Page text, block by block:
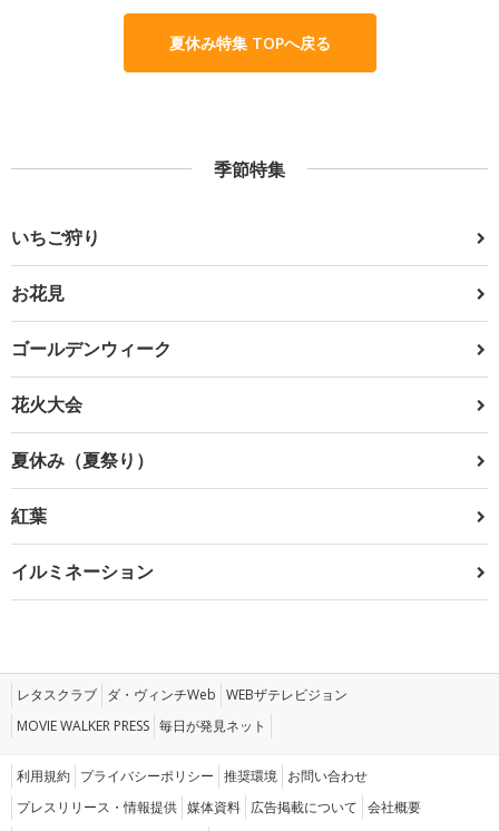
夏休み特集 TOPへ戻る
季節特集
いちご狩り
お花見
ゴールデンウィーク
花火大会
夏休み（夏祭り）
紅葉
イルミネーション
レタスクラブ ダ・ヴィンチWeb WEBザテレビジョン
MOVIE WALKER PRESS 毎日が発見ネット
利用規約 プライバシーポリシー 推奨環境 お問い合わせ
プレスリリース・情報提供 媒体資料 広告掲載について 会社概要